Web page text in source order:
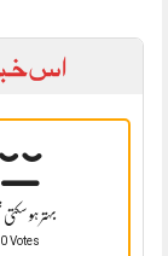
اس
بہتر ہو
0 Votes